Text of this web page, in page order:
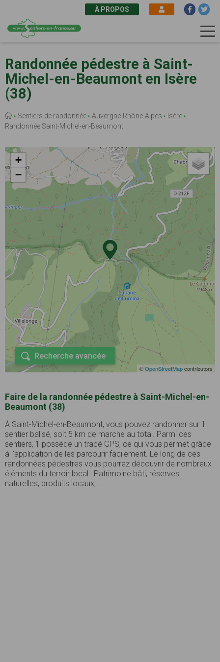
au
contenu
principal
À PROPOS
Randonnée pédestre à Saint-
Michel-en-Beaumont en Isère
(38)
Fil
d'Ariane
Sentiers de randonnée Auvergne-Rhône-Alpes
Isère
Randonnée Saint-Michel-en-Beaumont
+
−
©OpenStreetMapcontributors
Recherche avancée
Faire de la randonnée pédestre à Saint-Michel-en-
Beaumont (38)
À Saint-Michel-en-Beaumont, vous pouvez randonner sur 1
sentier balisé, soit 5 km de marche au total. Parmi ces
sentiers, 1 possède un tracé GPS, ce qui vous permet grâce
à l'application de les parcourir facilement. Le long de ces
randonnées pédestres vous pourrez découvrir de nombreux
éléments du terroir local : Patrimoine bâti, réserves
naturelles, produits locaux, ...